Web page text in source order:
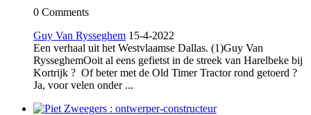
0 Comments
Guy Van Rysseghem 15-4-2022
Een verhaal uit het Westvlaamse Dallas. (1)Guy Van
RysseghemOoit al eens gefietst in de streek van Harelbeke bij
Kortrijk ? Of beter met de Old Timer Tractor rond getoerd ?
Ja, voor velen onder ...